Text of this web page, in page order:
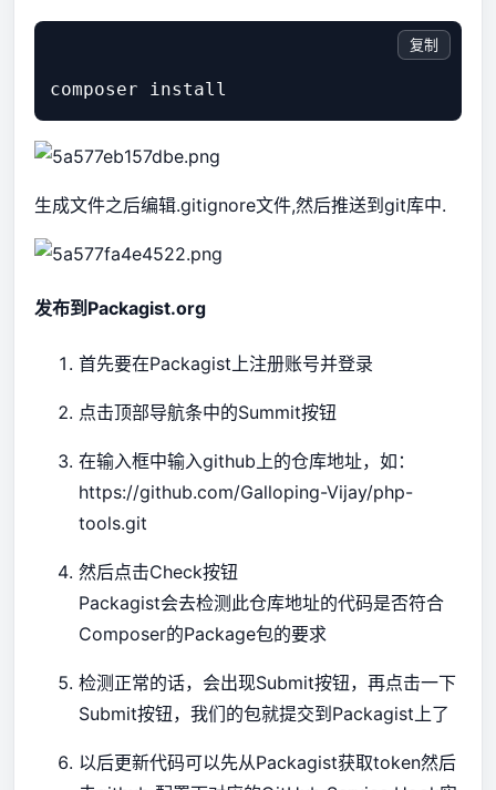
composer install
复制
生成文件之后编辑.gitignore文件,然后推送到git库中.
发布到Packagist.org
首先要在Packagist上注册账号并登录
点击顶部导航条中的Summit按钮
在输入框中输入github上的仓库地址，如：
https://github.com/Galloping-Vijay/php-
tools.git
然后点击Check按钮
Packagist会去检测此仓库地址的代码是否符合
Composer的Package包的要求
检测正常的话，会出现Submit按钮，再点击一下
Submit按钮，我们的包就提交到Packagist上了
以后更新代码可以先从Packagist获取token然后